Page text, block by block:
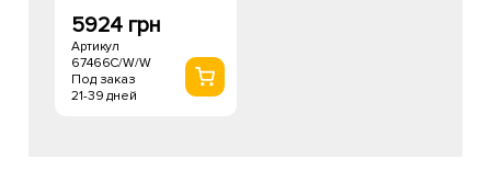
5924 грн
Артикул
67466C/W/W
Под заказ
21-39 дней